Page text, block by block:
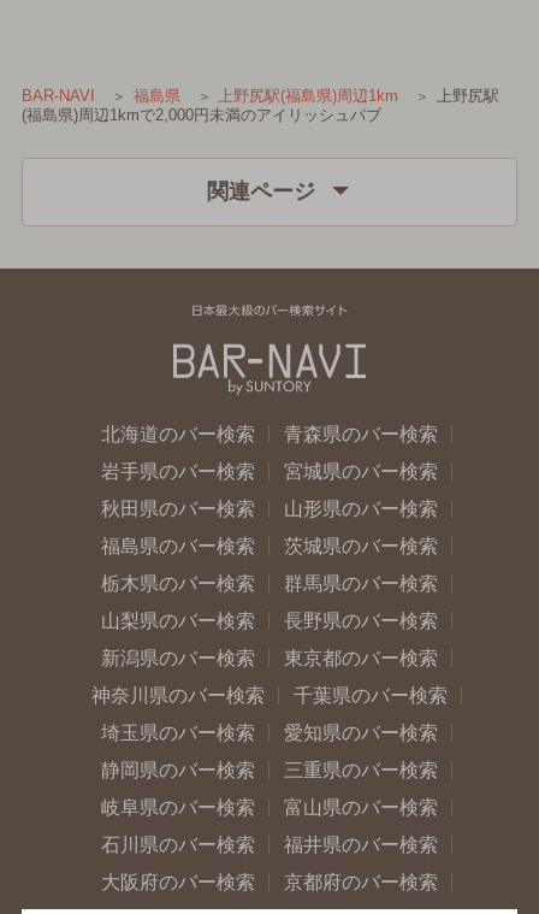
BAR-NAVI 福島県 上野尻駅(福島県)周辺1km
上野尻駅
(福島県)周辺1kmで2,000円未満のアイリッシュパブ
関連ページ
北海道のバー検索
青森県のバー検索
岩手県のバー検索
宮城県のバー検索
秋田県のバー検索
山形県のバー検索
福島県のバー検索
茨城県のバー検索
栃木県のバー検索
群馬県のバー検索
山梨県のバー検索
長野県のバー検索
新潟県のバー検索
東京都のバー検索
神奈川県のバー検索
千葉県のバー検索
埼玉県のバー検索
愛知県のバー検索
静岡県のバー検索
三重県のバー検索
岐阜県のバー検索
富山県のバー検索
石川県のバー検索
福井県のバー検索
大阪府のバー検索
京都府のバー検索